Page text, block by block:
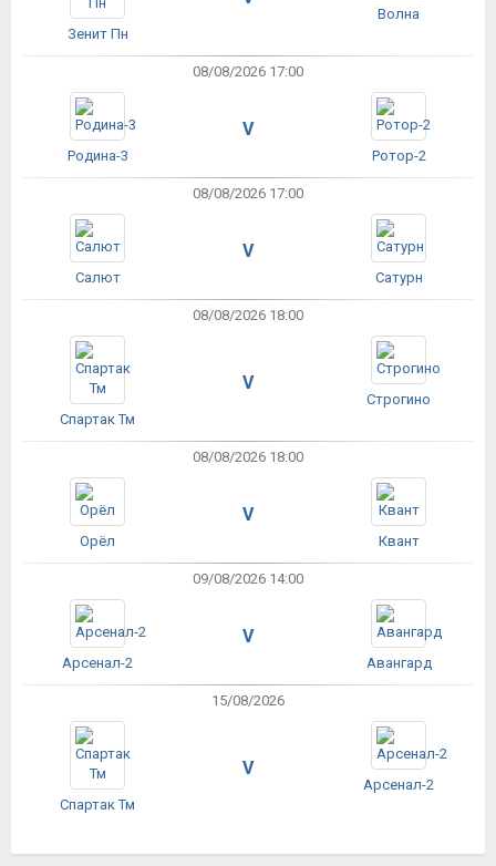
Зенит Пн
Волна
08/08/2026 17:00
Родина-3
V
Ротор-2
08/08/2026 17:00
Салют
V
Сатурн
08/08/2026 18:00
Спартак Тм
V
Строгино
08/08/2026 18:00
Орёл
V
Квант
09/08/2026 14:00
Арсенал-2
V
Авангард
15/08/2026
Спартак Тм
V
Арсенал-2